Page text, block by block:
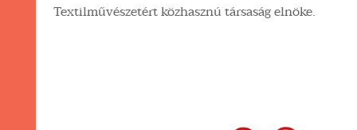
Textilművészetért közhasznú társaság elnöke.